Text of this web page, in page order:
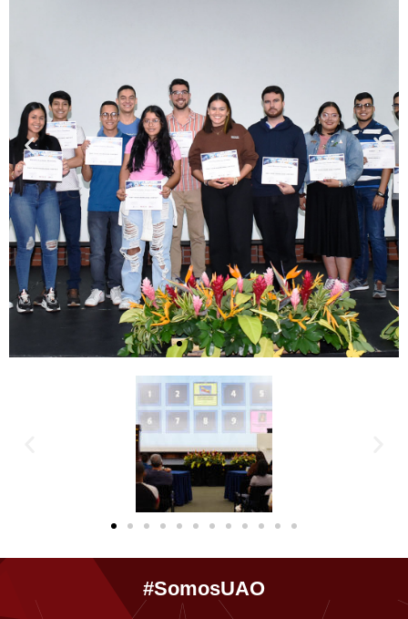
#SomosUAO